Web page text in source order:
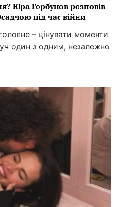
Юра Горбунов розповів
під час війни
– цінувати моменти
один з одним, незалежно